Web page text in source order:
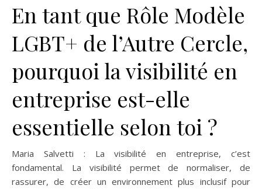
En tant que Rôle Modèle
LGBT+ de l’Autre Cercle,
pourquoi la visibilité en
entreprise est-elle
essentielle selon toi ?
Maria Salvetti : La visibilité en entreprise, c’est
fondamental. La visibilité permet de normaliser, de
rassurer, de créer un environnement plus inclusif pour